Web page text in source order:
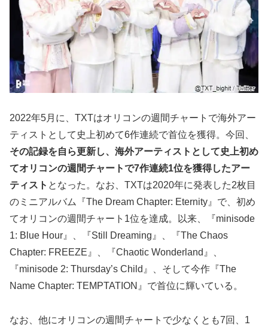
2022年5月に、TXTはオリコンの週間チャートで海外アー
ティストとして史上初めて6作連続で首位を獲得。今回、
その記録を自ら更新し、海外アーティストとして史上初め
てオリコンの週間チャートで7作連続1位を獲得したアー
ティスト となった。なお、TXTは2020年に発表した2枚目
のミニアルバム『The Dream Chapter: Eternity』で、初め
てオリコンの週間チャート1位を達成。以来、『minisode
1: Blue Hour』、『Still Dreaming』、『The Chaos
Chapter: FREEZE』、『Chaotic Wonderland』、
『minisode 2: Thursday’s Child』、そして今作『The
Name Chapter: TEMPTATION』で首位に輝いている。
なお、他にオリコンの週間チャートで少なくとも7回、1